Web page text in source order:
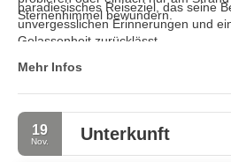
Sternenhimmel bewundern.
paradiesisches Reiseziel, das seine
unvergesslichen Erinnerungen und
Gelassenheit zurücklässt.
Mehr Infos
19
Nov. Unterkunft